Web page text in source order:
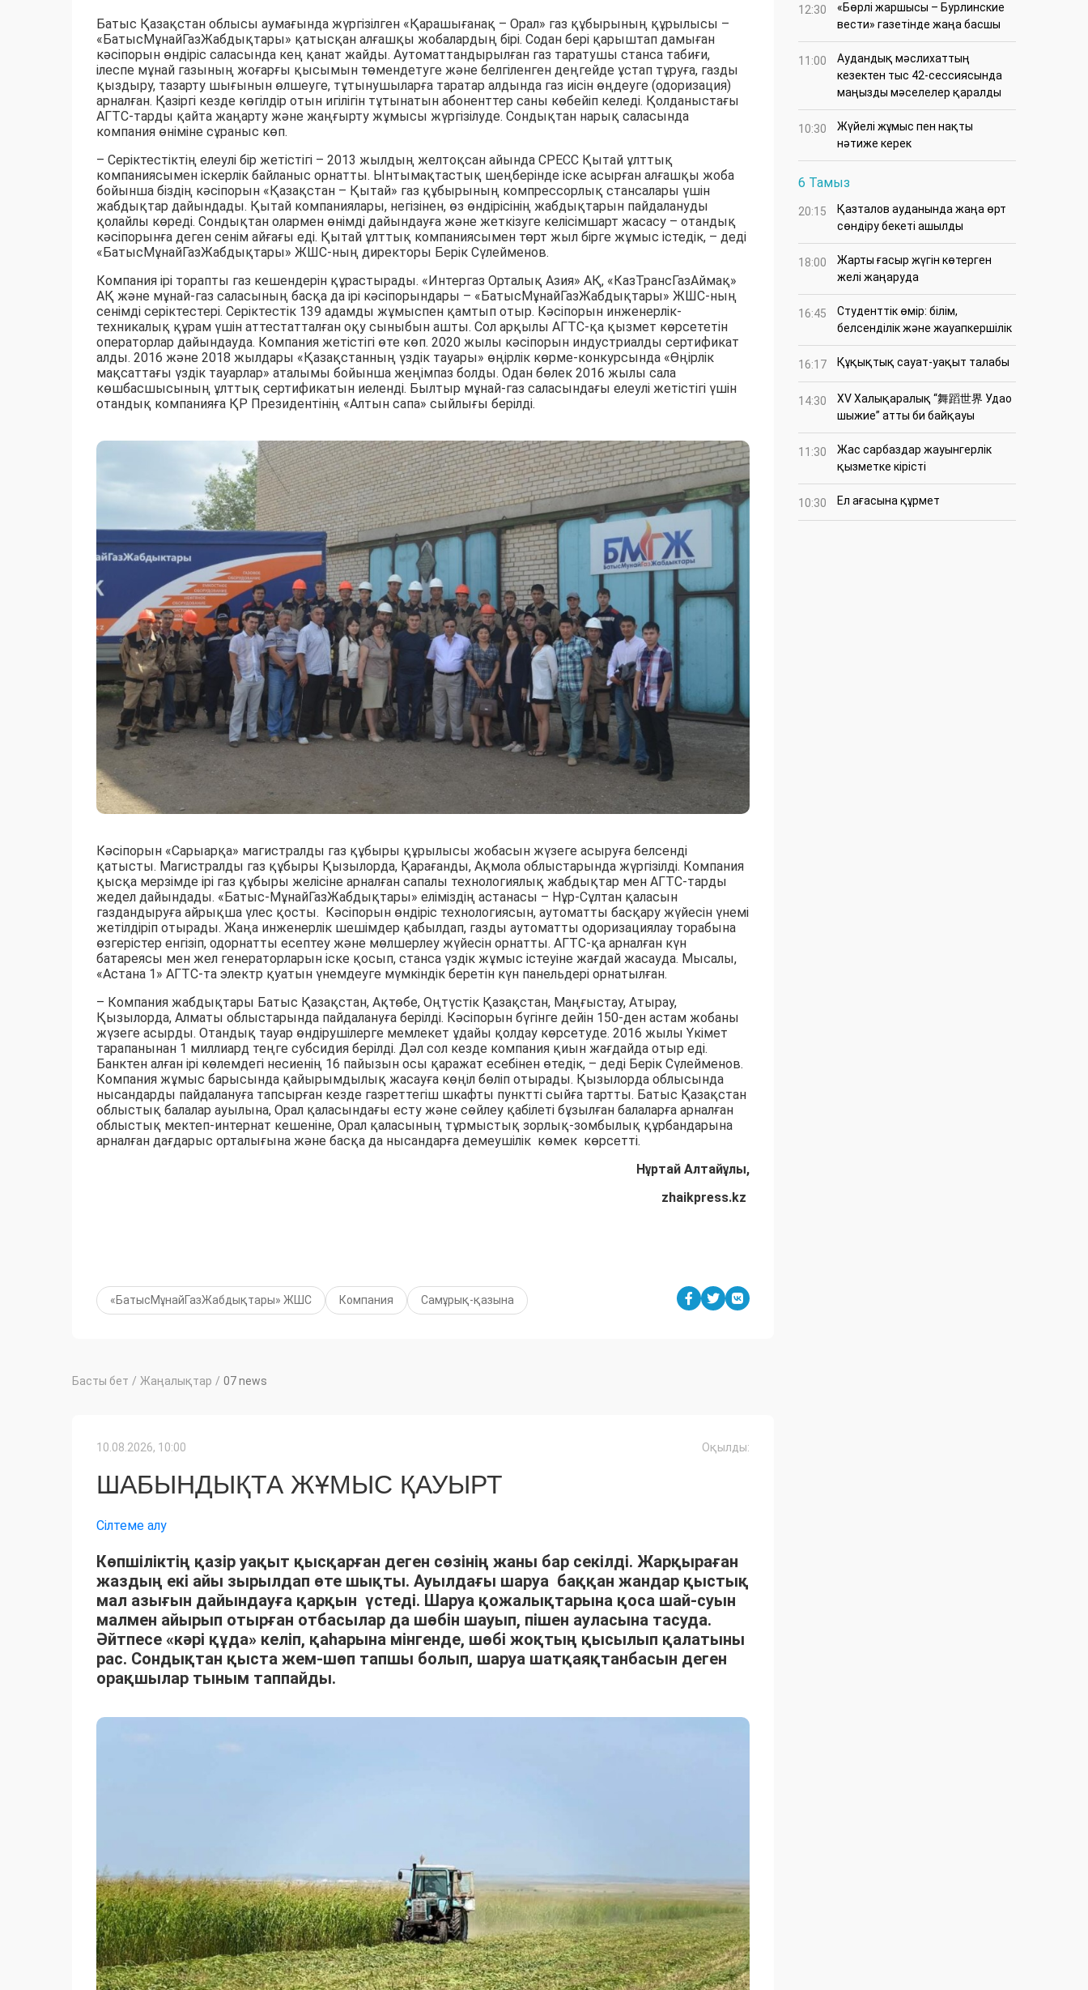
Батыс Қазақстан облысы аумағында жүргізілген «Қарашығанақ – Орал» газ құбырының құрылысы –
«БатысМұнайГазЖабдықтары» қатысқан алғашқы жобалардың бірі. Содан бері қарыштап дамыған
кәсіпорын өндіріс саласында кең қанат жайды. Аутоматтандырылған газ таратушы станса табиғи,
ілеспе мұнай газының жоғарғы қысымын төмендетуге және белгіленген деңгейде ұстап тұруға, газды
қыздыру, тазарту шығынын өлшеуге, тұтынушыларға таратар алдында газ иісін өңдеуге (одоризация)
арналған. Қазіргі кезде көгілдір отын игілігін тұтынатын абоненттер саны көбейіп келеді. Қолданыстағы
АГТС-тарды қайта жаңарту және жаңғырту жұмысы жүргізілуде. Сондықтан нарық саласында
компания өніміне сұраныс көп.
– Серіктестіктің елеулі бір жетістігі – 2013 жылдың желтоқсан айында СРЕСС Қытай ұлттық
компаниясымен іскерлік байланыс орнатты. Ынтымақтастық шеңберінде іске асырған алғашқы жоба
бойынша біздің кәсіпорын «Қазақстан – Қытай» газ құбырының компрессорлық стансалары үшін
жабдықтар дайындады. Қытай компаниялары, негізінен, өз өндірісінің жабдықтарын пайдалануды
қолайлы көреді. Сондықтан олармен өнімді дайындауға және жеткізуге келісімшарт жасасу – отандық
кәсіпорынға деген сенім айғағы еді. Қытай ұлттық компаниясымен төрт жыл бірге жұмыс істедік, – деді
«БатысМұнайГазЖабдықтары» ЖШС-ның директоры Берік Сүлейменов.
Компания ірі торапты газ кешендерін құрастырады. «Ин­тергаз Орталық Азия» АҚ, «КазТрансГазАймақ»
АҚ және мұнай-газ саласының басқа да ірі кәсіпорындары – «БатысМұнайГазЖабдықтары» ЖШС-ның
сенімді серіктестері. Серіктестік 139 адамды жұмыспен қамтып отыр. Кәсіпорын инженерлік-
техникалық құрам үшін аттестатталған оқу сыныбын ашты. Сол арқылы АГТС-қа қызмет көрсететін
операторлар дайындауда. Компания жетістігі өте көп. 2020 жылы кәсіпорын индустриалды сертификат
алды. 2016 және 2018 жылдары «Қазақстанның үздік тауары» өңірлік көрме-конкурсында «Өңірлік
мақсаттағы үздік тауарлар» аталымы бойынша жеңімпаз болды. Одан бөлек 2016 жылы сала
көшбасшысының ұлттық сертификатын иеленді. Былтыр мұнай-газ саласындағы елеулі жетістігі үшін
отандық компанияға ҚР Президентінің «Алтын сапа» сыйлығы берілді.
Кәсіпорын «Сарыарқа» магистралды газ құбыры құрылысы жобасын жүзеге асыруға белсенді
қатысты. Магистралды газ құбыры Қызылорда, Қарағанды, Ақмола облыстарында жүргізілді. Компания
қысқа мерзімде ірі газ құбыры желісіне арналған сапалы технологиялық жабдықтар мен АГТС-тарды
жедел дайындады. «Батыс-МұнайГазЖабдықтары» еліміздің астанасы – Нұр-Сұлтан қаласын
газдандыруға айрықша үлес қосты. Кәсіпорын өндіріс технологиясын, аутоматты басқару жүйесін үнемі
жетілдіріп отырады. Жаңа инженерлік шешімдер қабылдап, газды аутоматты одоризациялау торабына
өзгерістер енгізіп, одорнатты есептеу және мөлшерлеу жүйесін орнатты. АГТС-қа арналған күн
батареясы мен жел генераторларын іске қосып, станса үздік жұмыс істеуіне жағдай жасауда. Мысалы,
«Астана 1» АГТС-та электр қуатын үнемдеуге мүмкіндік беретін күн панельдері орнатылған.
– Компания жабдықтары Батыс Қазақстан, Ақтөбе, Оңтүстік Қазақстан, Маңғыстау, Атырау,
Қызылорда, Алматы облыстарында пайдалануға берілді. Кәсіпорын бүгінге дейін 150-ден астам жобаны
жүзеге асырды. Отандық тауар өндірушілерге мемлекет ұдайы қолдау көрсетуде. 2016 жылы Үкімет
тарапанынан 1 миллиард теңге субсидия берілді. Дәл сол кезде компания қиын жағдайда отыр еді.
Банктен алған ірі көлемдегі несиенің 16 пайызын осы қаражат есебінен өтедік, – деді Берік Сүлейменов.
Компания жұмыс барысында қайырымдылық жасауға көңіл бөліп отырады. Қызылорда облысында
нысандарды пайдалануға тапсырған кезде газреттегіш шкафты пунктті сыйға тартты. Батыс Қазақстан
облыстық балалар ауылына, Орал қаласындағы есту және сөйлеу қабілеті бұзылған балаларға арналған
облыстық мектеп-интернат кешеніне, Орал қаласының тұрмыстық зорлық-зомбылық құрбандарына
арналған дағдарыс орталығына және басқа да нысандарға демеушілік көмек көрсетті.
Нұртай Алтайұлы,
zhaikpress.kz
«БатысМұнайГазЖабдықтары» ЖШС Компания Самұрық-қазына
Басты бет / Жаңалықтар / 07 news
10.08.2026, 10:00 Оқылды:
ШАБЫНДЫҚТА ЖҰМЫС ҚАУЫРТ
Сілтеме алу
Көпшіліктің қазір уақыт қысқарған деген сөзінің жаны бар секілді. Жарқыраған
жаздың екі айы зырылдап өте шықты. Ауылдағы шаруа баққан жандар қыстық
мал азығын дайындауға қарқын үстеді. Шаруа қожалықтарына қоса шай-суын
малмен айырып отырған отбасылар да шөбін шауып, пішен ауласына тасуда.
Әйтпесе «кәрі құда» келіп, қаһарына мінгенде, шөбі жоқтың қысылып қалатыны
рас. Сондықтан қыста жем-шөп тапшы болып, шаруа шатқаяқтанбасын деген
орақшылар тыным таппайды.
12:30
«Бөрлі жаршысы – Бурлинские
вести» газетінде жаңа басшы
11:00
Аудандық мәслихаттың
кезектен тыс 42-сессиясында
маңызды мәселелер қаралды
10:30
Жүйелі жұмыс пен нақты
нәтиже керек
6 Тамыз
20:15
Қазталов ауданында жаңа өрт
сөндіру бекеті ашылды
18:00
Жарты ғасыр жүгін көтерген
желі жаңаруда
16:45
Студенттік өмір: білім,
белсенділік және жауапкершілік
16:17 Құқықтық сауат-уақыт талабы
14:30
XV Халықаралық “舞蹈世界 Удао
шыжие” атты би байқауы
11:30
Жас сарбаздар жауынгерлік
қызметке кірісті
10:30 Ел ағасына құрмет